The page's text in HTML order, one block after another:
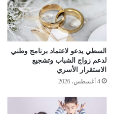
السطي يدعو لاعتماد برنامج وطني
لدعم زواج الشباب وتشجيع
الاستقرار الأسري
4 أغسطس، 2026